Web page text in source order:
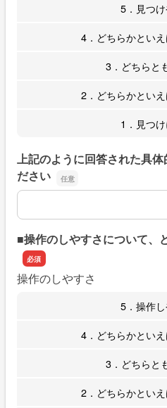
5．見つ
4．どちらかとい
3．どちらと
2．どちらかとい
1．見つ
上記のように回答された具
ださい
上記のように回答された具
■操作のしやすさについて、
操作のしやすさ
5．操作
4．どちらかとい
3．どちらと
2．どちらかとい